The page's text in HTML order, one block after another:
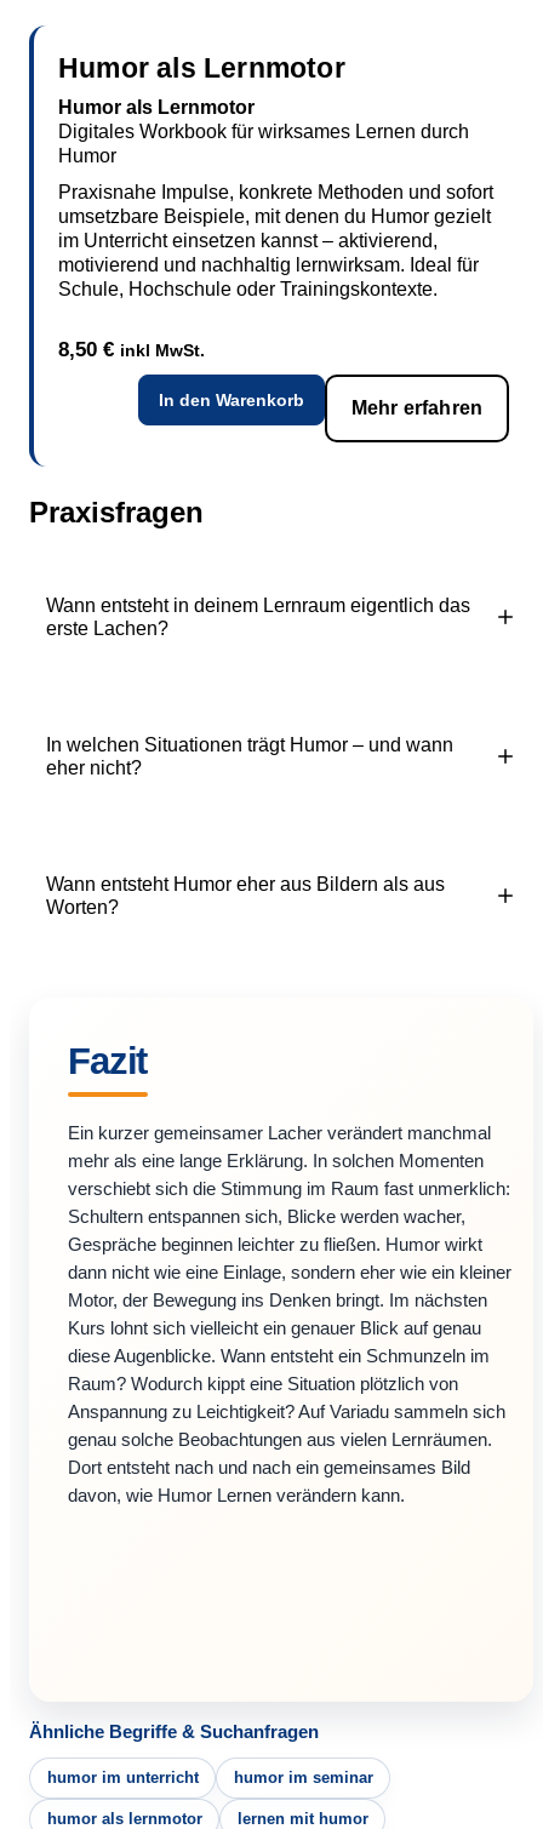
Humor als Lernmotor
Humor als Lernmotor
Digitales Workbook für wirksames Lernen durch
Humor
Praxisnahe Impulse, konkrete Methoden und sofort
umsetzbare Beispiele, mit denen du Humor gezielt
im Unterricht einsetzen kannst – aktivierend,
motivierend und nachhaltig lernwirksam. Ideal für
Schule, Hochschule oder Trainingskontexte.
8,50 € inkl MwSt.
In den Warenkorb Mehr erfahren
Praxisfragen
Wann entsteht in deinem Lernraum eigentlich das
erste Lachen?
In welchen Situationen trägt Humor – und wann
eher nicht?
Wann entsteht Humor eher aus Bildern als aus
Worten?
Fazit
Ein kurzer gemeinsamer Lacher verändert manchmal
mehr als eine lange Erklärung. In solchen Momenten
verschiebt sich die Stimmung im Raum fast unmerklich:
Schultern entspannen sich, Blicke werden wacher,
Gespräche beginnen leichter zu fließen. Humor wirkt
dann nicht wie eine Einlage, sondern eher wie ein kleiner
Motor, der Bewegung ins Denken bringt. Im nächsten
Kurs lohnt sich vielleicht ein genauer Blick auf genau
diese Augenblicke. Wann entsteht ein Schmunzeln im
Raum? Wodurch kippt eine Situation plötzlich von
Anspannung zu Leichtigkeit? Auf Variadu sammeln sich
genau solche Beobachtungen aus vielen Lernräumen.
Dort entsteht nach und nach ein gemeinsames Bild
davon, wie Humor Lernen verändern kann.
Ähnliche Begriffe & Suchanfragen
humor im unterricht humor im seminar
humor als lernmotor lernen mit humor